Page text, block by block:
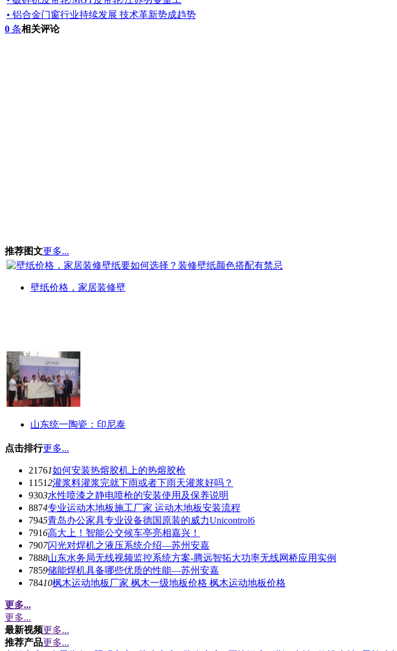
• 铝合金门窗行业持续发展 技术革新势成趋势
0 条相关评论
推荐图文更多...
壁纸价格，家居装修壁
山东统一陶瓷：印尼泰
点击排行更多...
21761如何安装热熔胶机上的热熔胶枪
11512灌浆料灌浆完就下雨或者下雨天灌浆好吗？
9303水性喷漆之静电喷枪的安装使用及保养说明
8874专业运动木地板施工厂家 运动木地板安装流程
7945青岛办公家具专业设备德国原装的威力Unicontrol6
7916高大上！智能公交候车亭亮相嘉兴！
7907闪光对焊机之液压系统介绍—苏州安嘉
7888山东水务局无线视频监控系统方案-腾远智拓大功率无线网桥应用实例
7859储能焊机具备哪些优质的性能—苏州安嘉
78410枫木运动地板厂家 枫木一级地板价格 枫木运动地板价格
更多...
更多...
最新视频更多...
推荐产品更多...